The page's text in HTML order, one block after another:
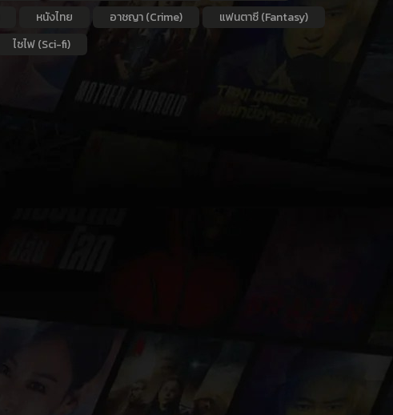
หนังไทย อาชญา (Crime)
แฟนตาซี (Fantasy)
ไซไฟ (Sci-fi)